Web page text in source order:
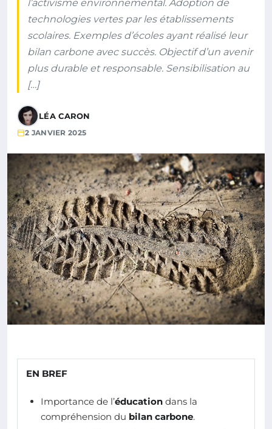
l’activisme environnemental. Adoption de
technologies vertes par les établissements
scolaires. Exemples d’écoles ayant réalisé leur
bilan carbone avec succès. Objectif d’un avenir
plus durable et responsable. Sensibilisation au
[…]
LÉA CARON
2 JANVIER 2025
EN BREF
Importance de l’éducation dans la
compréhension du bilan carbone.